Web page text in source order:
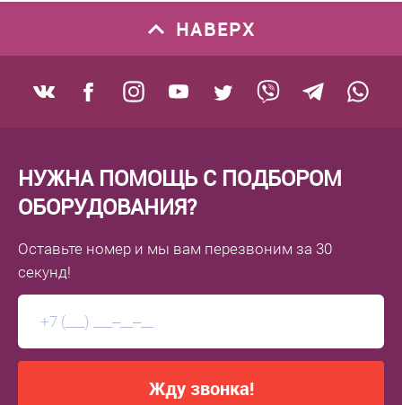
Под заказ
В избранное
Под заказ
НАВЕРХ
НУЖНА ПОМОЩЬ С ПОДБОРОМ
ОБОРУДОВАНИЯ?
Оставьте номер и мы вам перезвоним за 30
секунд!
Жду звонка!